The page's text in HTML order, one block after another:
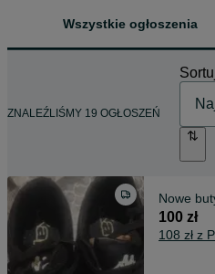
Wszystkie ogłoszenia
ZNALEŹLIŚMY 19 OGŁOSZEŃ
Nowe
100 zł
108 zł z